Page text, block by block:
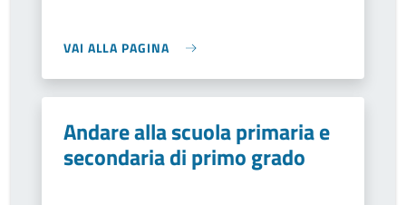
VAI ALLA PAGINA
Andare alla scuola primaria e
secondaria di primo grado